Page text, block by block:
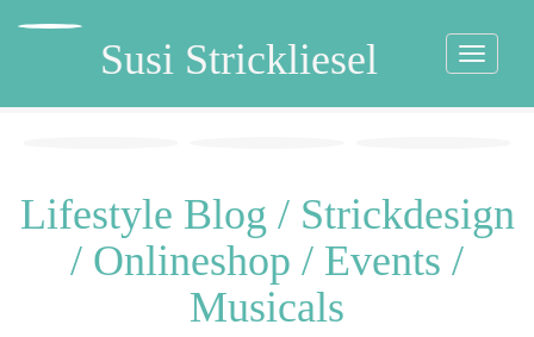
Susi Strickliesel
Toggle
Lifestyle Blog / Strickdesign
/ Onlineshop / Events /
Musicals